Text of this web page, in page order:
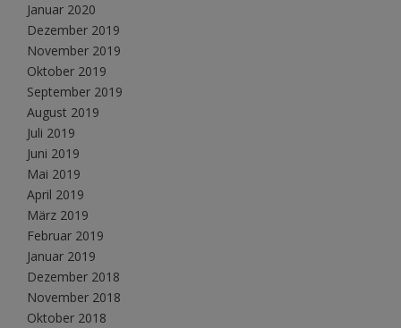
Januar 2020
Dezember 2019
November 2019
Oktober 2019
September 2019
August 2019
Juli 2019
Juni 2019
Mai 2019
April 2019
März 2019
Februar 2019
Januar 2019
Dezember 2018
November 2018
Oktober 2018